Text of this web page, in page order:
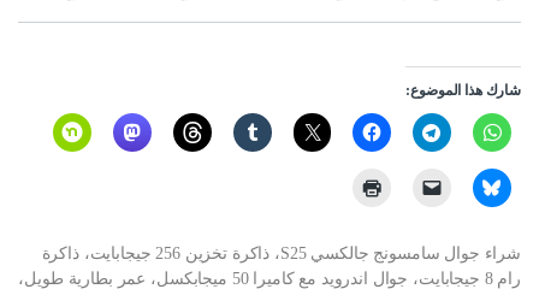
شارك هذا الموضوع:
شراء جوال سامسونج جالكسي S25، ذاكرة تخزين 256 جيجابايت، ذاكرة
رام 8 جيجابايت، جوال اندرويد مع كاميرا 50 ميجابكسل، عمر بطارية طويل،